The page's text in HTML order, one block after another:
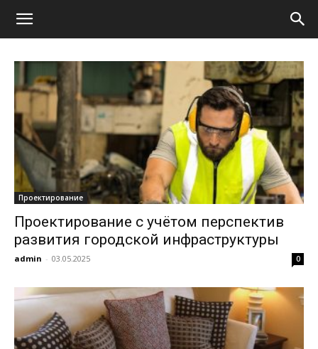
Проектирование
Проектирование с учётом перспектив
развития городской инфраструктуры
admin - 03.05.2025 0